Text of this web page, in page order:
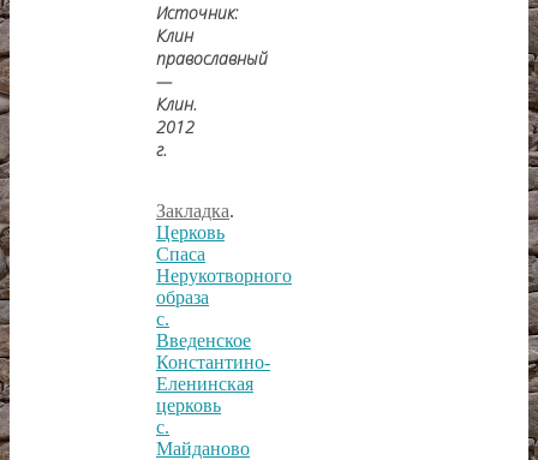
Источник:
Клин
православный
—
Клин.
2012
г.
Закладка.
Церковь
Спаса
Нерукотворного
образа
с.
Введенское
Константино-
Еленинская
церковь
с.
Майданово